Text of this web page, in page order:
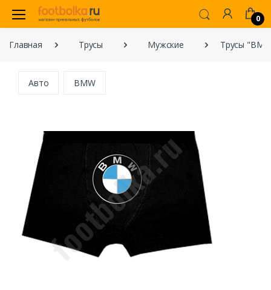
0
Главная Трусы Мужские Трусы
Авто BMW